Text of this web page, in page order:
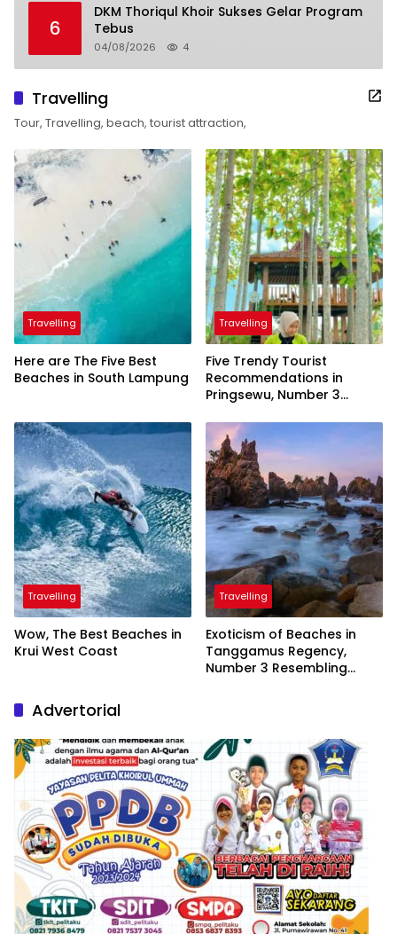
6
DKM Thoriqul Khoir Sukses Gelar Program
Tebus
04/08/2026 4
Travelling
Tour, Travelling, beach, tourist attraction,
Travelling
Here are The Five Best
Beaches in South Lampung
Travelling
Five Trendy Tourist
Recommendations in
Pringsewu, Number 3
President
Travelling
Wow, The Best Beaches in
Krui West Coast
Travelling
Exoticism of Beaches in
Tanggamus Regency,
Number 3 Resembling
Advertorial